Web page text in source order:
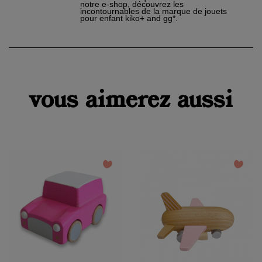
notre e-shop, découvrez les
incontournables de la marque de jouets
pour enfant kiko+ and gg*.
vous aimerez aussi
favorite_border favorite_border